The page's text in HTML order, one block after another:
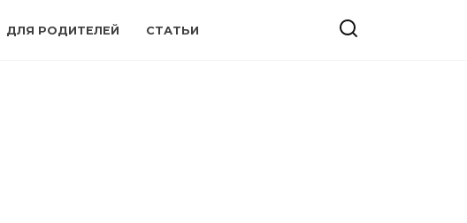
ДЛЯ РОДИТЕЛЕЙ СТАТЬИ